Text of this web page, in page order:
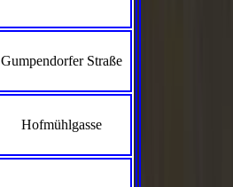
Gumpendorfer Straße
Hofmühlgasse